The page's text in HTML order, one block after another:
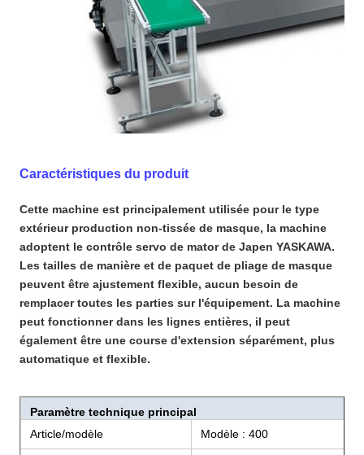
Caractéristiques du produit
Cette machine est principalement utilisée pour le type
extérieur production non-tissée de masque, la machine
adoptent le contrôle servo de mator de Japen YASKAWA.
Les tailles de manière et de paquet de pliage de masque
peuvent être ajustement flexible, aucun besoin de
remplacer toutes les parties sur l'équipement. La machine
peut fonctionner dans les lignes entières, il peut
également être une course d'extension séparément, plus
automatique et flexible.
Paramètre technique principal
Article/modèle
Modèle : 400